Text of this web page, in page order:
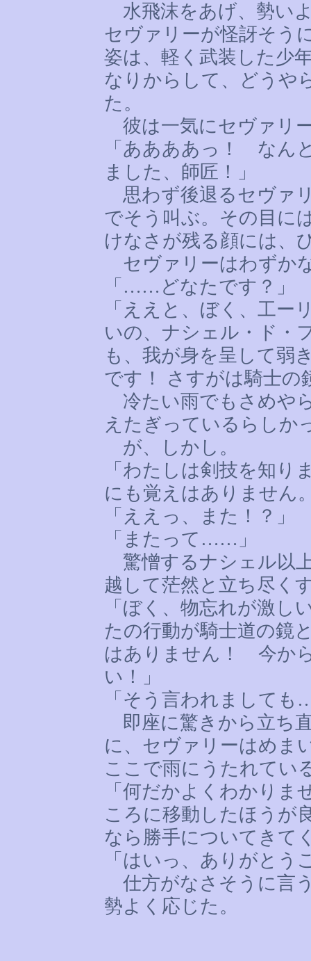
水飛沫をあげ、勢い
セヴァリーが怪訝そう
姿は、軽く武装した少
なりからして、どうや
た。
彼は一気にセヴァリ
「ああああっ！ なん
ました、師匠！」
思わず後退るセヴァ
でそう叫ぶ。その目に
けなさが残る顔には、
セヴァリーはわずか
「 …… どなたです？」
「ええと、ぼく、工ー
いの、ナシェル・ド・
も、我が身を呈して弱
です！ さすがは騎士の
冷たい雨でもさめや
えたぎっているらしか
が、しかし。
「わたしは剣技を知り
にも覚えはありません
「ええっ、また！？」
「またって …… 」
驚憎するナシェル以
越して茫然と立ち尽く
「ぼく、物忘れが激
たの行動が騎士道の鏡
はありません！ 今か
い！」
「そう言われましても
即座に驚きから立ち
に、セヴァリーはめま
ここで雨にうたれてい
「何だかよくわかりま
ころに移動したほうが
なら勝手についてきて
「はいっ、ありがとう
仕方がなさそうに言
勢よく応じた。